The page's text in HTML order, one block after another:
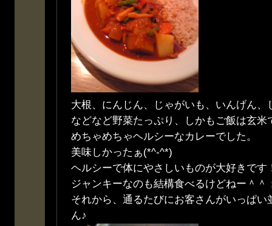
大根、にんじん、じゃがいも、いんげん、
などなど野菜たっぷり、しかもご飯は玄米
めちゃめちゃヘルシーなカレーでした。
美味しかったぁ(*^-^*)
ヘルシーで体にやさしいものが大好きです
ジャンキーなのも結構食べるけどねー＾＾
それから、通るたびにお客さんがいっぱい
ん♪